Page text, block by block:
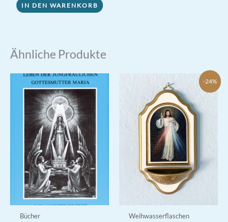
IN DEN WARENKORB
Ähnliche Produkte
Bücher
-24%
Weihwasserflaschen